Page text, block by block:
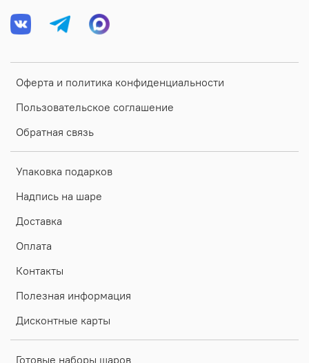
Оферта и политика конфиденциальности
Пользовательское соглашение
Обратная связь
Упаковка подарков
Надпись на шаре
Доставка
Оплата
Контакты
Полезная информация
Дисконтные карты
Готовые наборы шаров